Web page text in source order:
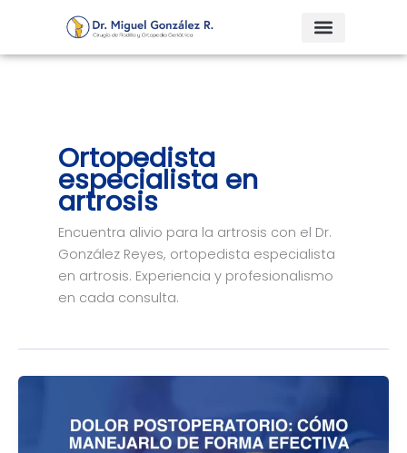
contenido
Ortopedista
especialista en
artrosis
Encuentra alivio para la artrosis con el Dr.
González Reyes, ortopedista especialista
en artrosis. Experiencia y profesionalismo
en cada consulta.